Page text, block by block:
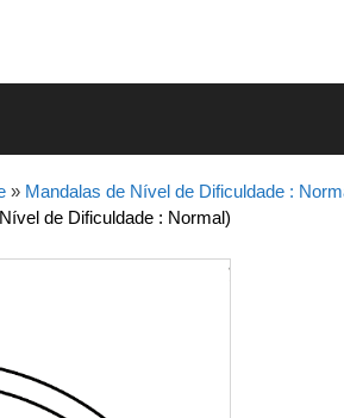
» Mandalas de Nível de Dificuldade :
de Dificuldade : Normal)